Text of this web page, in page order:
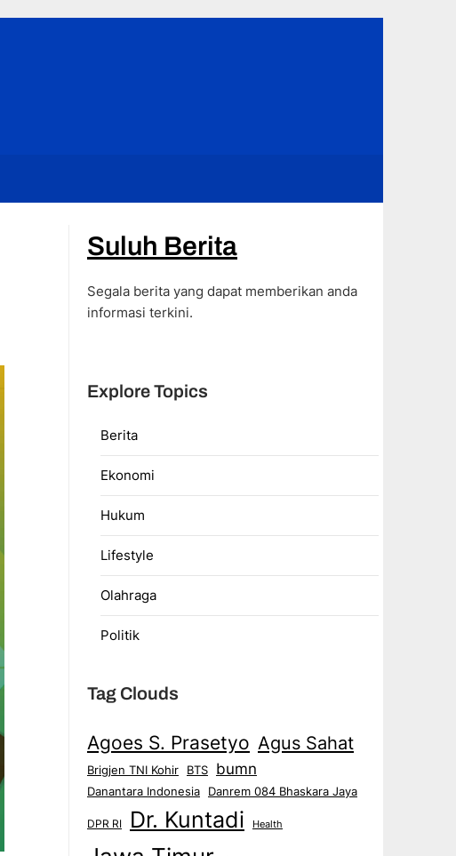
Suluh Berita
Segala berita yang dapat memberikan anda
informasi terkini.
Explore Topics
Berita
Ekonomi
Hukum
Lifestyle
Olahraga
Politik
Tag Clouds
Agoes S. Prasetyo Agus Sahat
Brigjen TNI Kohir BTS bumn
Danantara Indonesia Danrem 084 Bhaskara Jaya
DPR RI Dr. Kuntadi Health